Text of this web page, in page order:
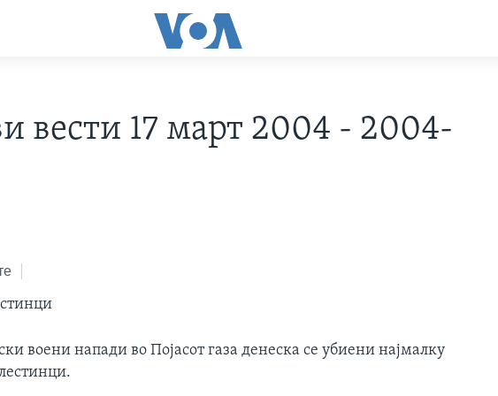
вести 17 март 2004 - 2004-
воени напади во Појасот газа денеска се убиени најмалку